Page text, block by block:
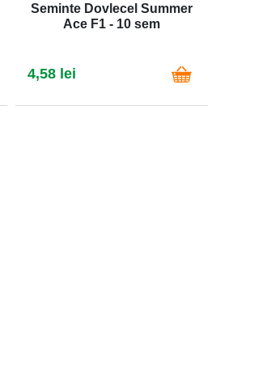
Seminte Dovlecel Summer
Ace F1 - 10 sem
4,58 lei